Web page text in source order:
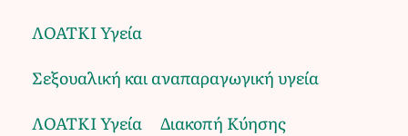
ΛΟΑΤΚΙ Υγεία
Σεξουαλική και αναπαραγωγική υγεία
ΛΟΑΤΚΙ Υγεία
Διακοπή Κύησης